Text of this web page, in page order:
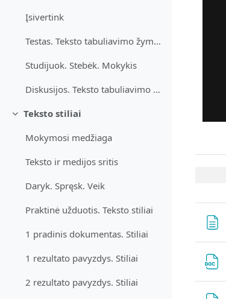
Įsivertink
Testas. Teksto tabuliavimo žymės
Studijuok. Stebėk. Mokykis
Diskusijos. Teksto tabuliavimo žymės
Daralt
Teksto stiliai
Mokymosi medžiaga
Teksto ir medijos sritis
Daryk. Spręsk. Veik
Praktinė užduotis. Teksto stiliai
1 pradinis dokumentas. Stiliai
1 rezultato pavyzdys. Stiliai
2 rezultato pavyzdys. Stiliai